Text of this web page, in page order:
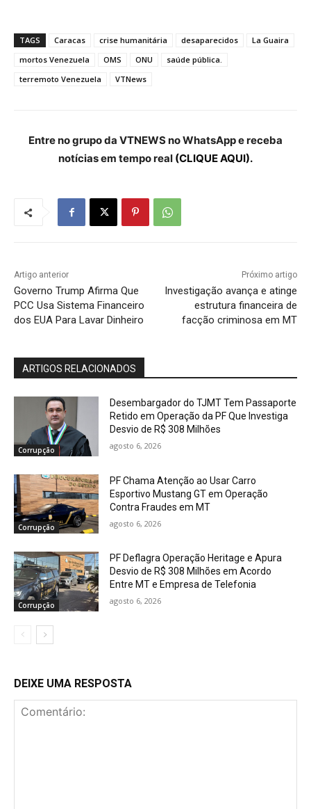
TAGS Caracas crise humanitária desaparecidos
La Guaira
mortos Venezuela
OMS ONU
saúde pública.
terremoto Venezuela
VTNews
Entre no grupo da VTNEWS no WhatsApp e receba
notícias em tempo real (CLIQUE AQUI).
Artigo anterior
Governo Trump Afirma Que
PCC Usa Sistema Financeiro
dos EUA Para Lavar Dinheiro
Próximo artigo
Investigação avança e atinge
estrutura financeira de
facção criminosa em MT
ARTIGOS RELACIONADOS
Corrupção
Desembargador do TJMT Tem Passaporte
Retido em Operação da PF Que Investiga
Desvio de R$ 308 Milhões
agosto 6, 2026
Corrupção
PF Chama Atenção ao Usar Carro
Esportivo Mustang GT em Operação
Contra Fraudes em MT
agosto 6, 2026
Corrupção
PF Deflagra Operação Heritage e Apura
Desvio de R$ 308 Milhões em Acordo
Entre MT e Empresa de Telefonia
agosto 6, 2026
DEIXE UMA RESPOSTA